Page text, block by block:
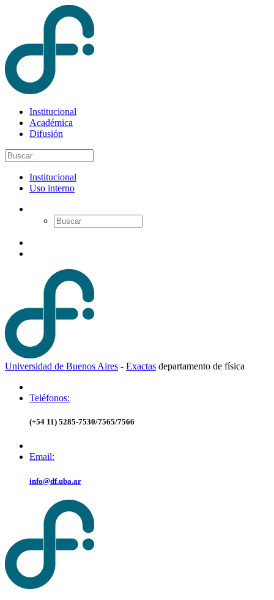
Institucional
Académica
Difusión
Institucional
Uso interno
Universidad de Buenos Aires - Exactas departamento de física
Teléfonos:
(+54 11) 5285-7530/7565/7566
Email:
info@df.uba.ar